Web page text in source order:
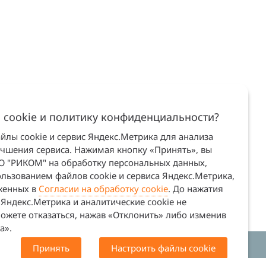
Сайт не является офертой (ст. 437 ГК
и политику конфиденциальности?
cookie и сервис Яндекс.Метрика для анализа
сервиса. Нажимая кнопку «Принять», вы
"РИКОМ" на обработку персональных данных,
файлов cookie и сервиса Яндекс.Метрика,
в Согласии на обработку cookie. До нажатия
и аналитические cookie не
отказаться, нажав «Отклонить» либо изменив
Принять
Настроить файлы cookie